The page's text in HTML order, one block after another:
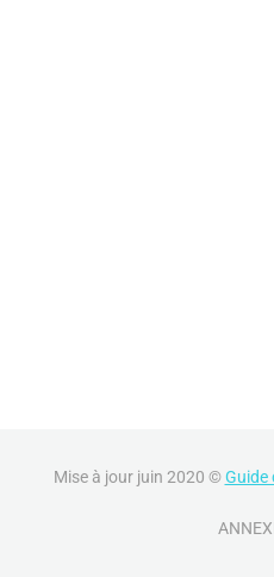
Mise à jour juin 2020 ©Guide